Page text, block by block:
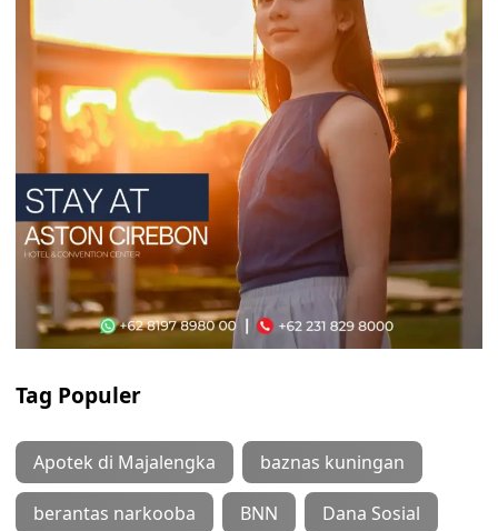
Tag Populer
Apotek di Majalengka baznas kuningan
berantas narkooba BNN Dana Sosial